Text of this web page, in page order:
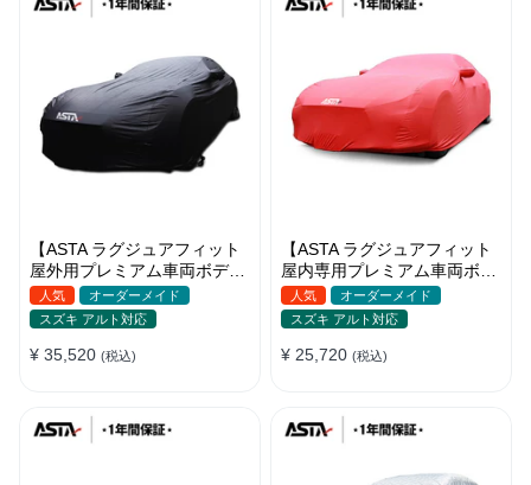
【ASTA ラグジュアフィット
屋外用プレミアム車両ボディ
カバー】PUレザー製 オーダ
ーメイド 高級感 裏起毛車カ
バー 強風対策
人気
オーダーメイド
スズキ アルト対応
¥ 35,520 (税込)
【ASTA ラグジュアフィット
屋内専用プレミアム車両ボデ
ィカバー】オーダーメイド 最
高級生地 柔かい 裏起毛車カ
バー
人気
オーダーメイド
スズキ アルト対応
¥ 25,720 (税込)